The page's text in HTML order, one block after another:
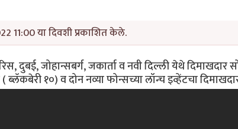
11:00 या दिवशी प्रकाशित केले.
दुबई, जोहान्सबर्ग, जकार्ता व नवी दिल्ली येथे दिमाखदार
१०) व दोन नव्या फोन्सच्या लॉन्च इव्हेंटचा